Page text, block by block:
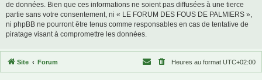
de données. Bien que ces informations ne soient pas diffusées à une tierce
partie sans votre consentement, ni « LE FORUM DES FOUS DE PALMIERS »,
ni phpBB ne pourront être tenus comme responsables en cas de tentative de
piratage visant à compromettre les données.
Site Forum Heures au format UTC+02:00